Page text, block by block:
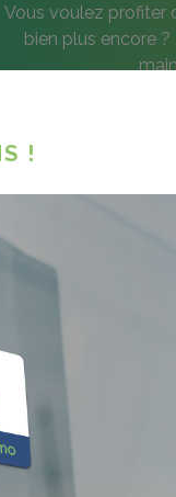
Vous voulez profiter
bien plus encore
!